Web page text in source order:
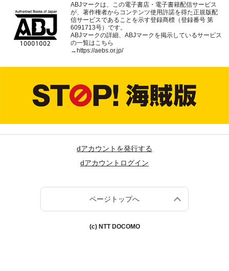
ABJマークは、この電子書店・電子書籍配信サービス
が、著作権者からコンテンツ使用許諾を得た正規版配
信サービスであることを示す登録商標（登録番号 第
6091713号）です。
ABJマークの詳細、ABJマークを掲示しているサービス
の一覧はこちら
→ https://aebs.or.jp/
dアカウントを発行する
dアカウントログイン
ページトップへ
(c) NTT DOCOMO